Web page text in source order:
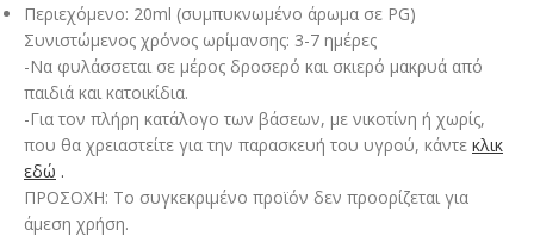
Περιεχόμενο: 20ml (συμπυκνωμένο άρωμα σε PG)
Συνιστώμενος χρόνος ωρίμανσης: 3-7 ημέρες
-Να φυλάσσεται σε μέρος δροσερό και σκιερό μακρυά από
παιδιά και κατοικίδια.
-Για τον πλήρη κατάλογο των βάσεων, με νικοτίνη ή χωρίς,
που θα χρειαστείτε για την παρασκευή του υγρού, κάντε κλικ
εδώ .
ΠΡΟΣΟΧΗ: Το συγκεκριμένο προϊόν δεν προορίζεται για
άμεση χρήση.